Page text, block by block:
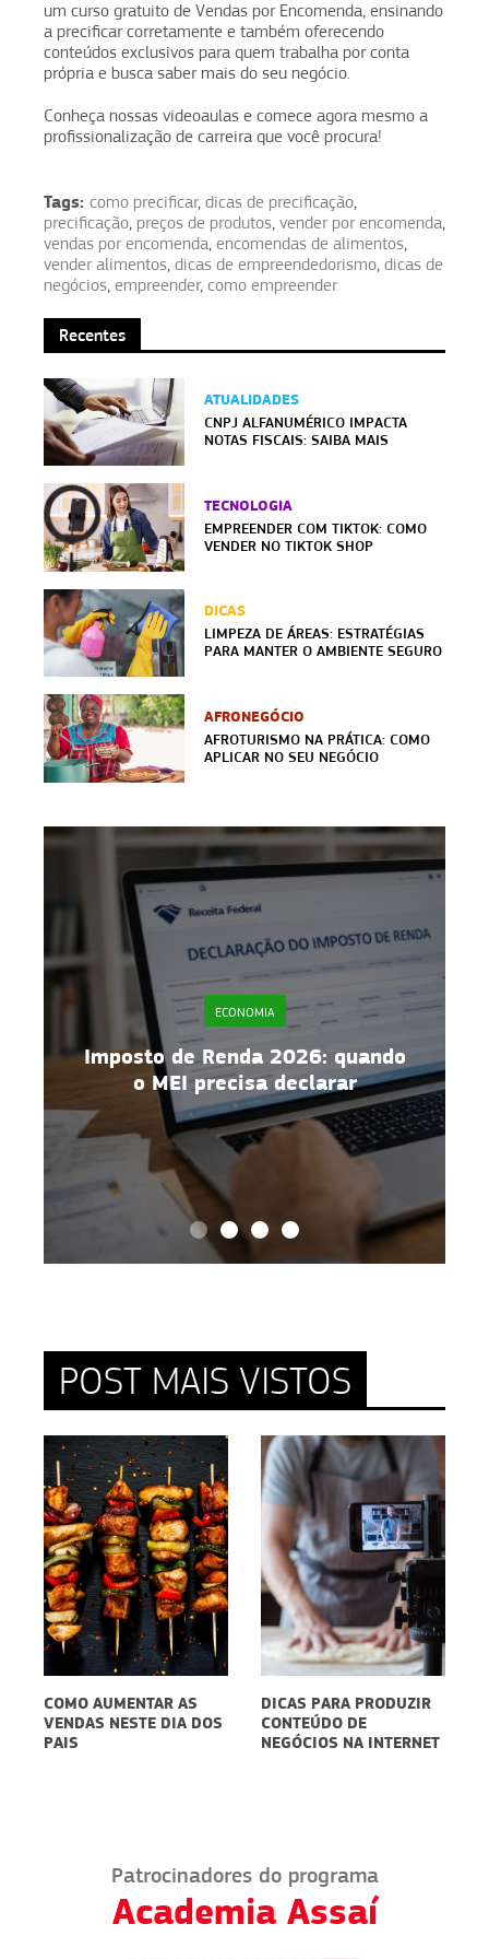
um curso gratuito de Vendas por Encomenda, ensinando
a precificar corretamente e também oferecendo
conteúdos exclusivos para quem trabalha por conta
própria e busca saber mais do seu negócio.
Conheça nossas videoaulas e comece agora mesmo a
profissionalização de carreira que você procura!
Tags: como precificar, dicas de precificação,
precificação, preços de produtos, vender por encomenda,
vendas por encomenda, encomendas de alimentos,
vender alimentos, dicas de empreendedorismo, dicas de
negócios, empreender, como empreender
Recentes
ATUALIDADES
CNPJ ALFANUMÉRICO IMPACTA
NOTAS FISCAIS: SAIBA MAIS
TECNOLOGIA
EMPREENDER COM TIKTOK: COMO
VENDER NO TIKTOK SHOP
DICAS
LIMPEZA DE ÁREAS: ESTRATÉGIAS
PARA MANTER O AMBIENTE SEGURO
AFRONEGÓCIO
AFROTURISMO NA PRÁTICA: COMO
APLICAR NO SEU NEGÓCIO
ECONOMIA
Imposto de Renda 2026: quando
o MEI precisa declarar
POST MAIS VISTOS
COMO AUMENTAR AS
VENDAS NESTE DIA DOS
PAIS
DICAS PARA PRODUZIR
CONTEÚDO DE
NEGÓCIOS NA INTERNET
Patrocinadores do programa
Academia Assaí